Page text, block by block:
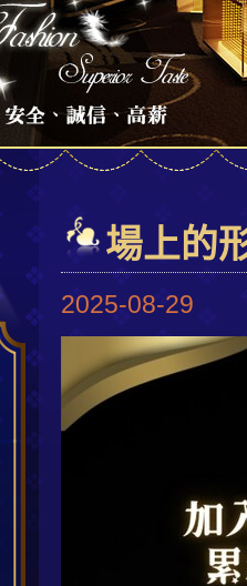
場上的
2025-08-29